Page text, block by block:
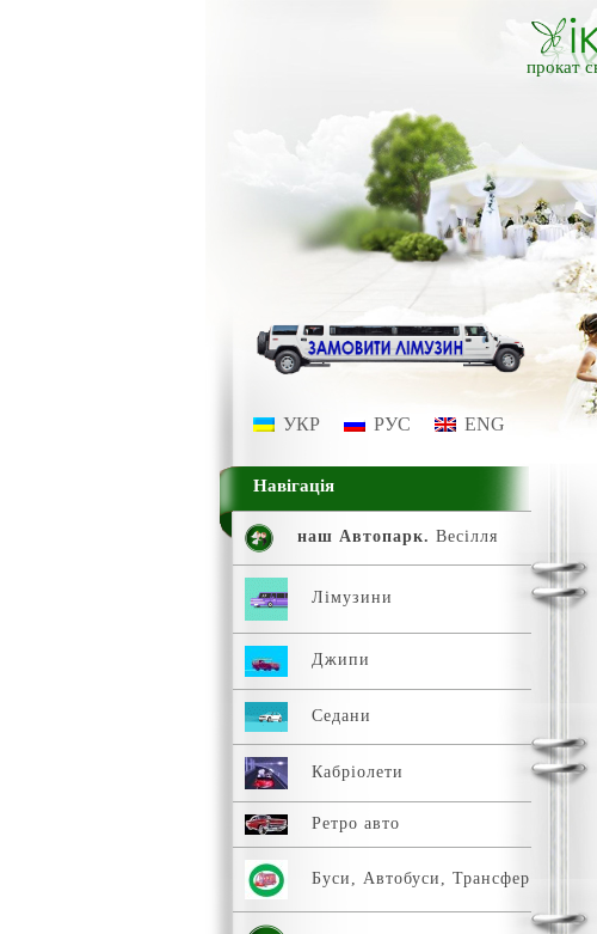
прокат
УКР РУС ENG
Навігація
наш Автопарк. Весілля
Лімузини
Джипи
Седани
Кабріолети
Ретро авто
Буси, Автобуси, Трансфер